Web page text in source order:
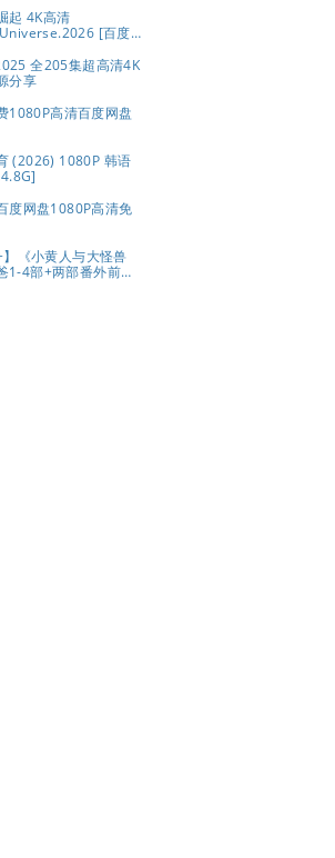
起 4K高清
[百度/
全205集超高清4K
分享
1080P高清百度网盘
(2026) 1080P 韩语
度网盘1080P高清免
】《小黄人与大怪兽
1-4部+两部番外前传